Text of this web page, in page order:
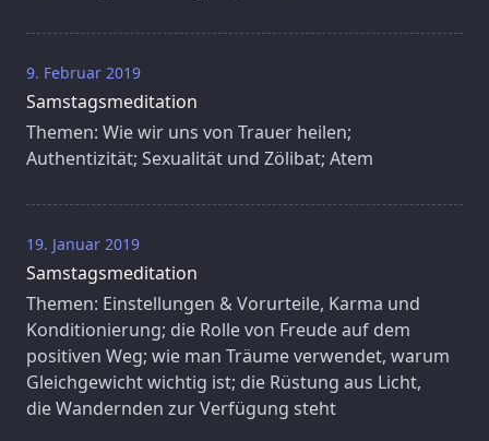
9. Februar 2019
Samstagsmeditation
Themen: Wie wir uns von Trauer heilen;
Authentizität; Sexualität und Zölibat; Atem
19. Januar 2019
Samstagsmeditation
Themen: Einstellungen & Vorurteile, Karma und
Konditionierung; die Rolle von Freude auf dem
positiven Weg; wie man Träume verwendet, warum
Gleichgewicht wichtig ist; die Rüstung aus Licht,
die Wandernden zur Verfügung steht